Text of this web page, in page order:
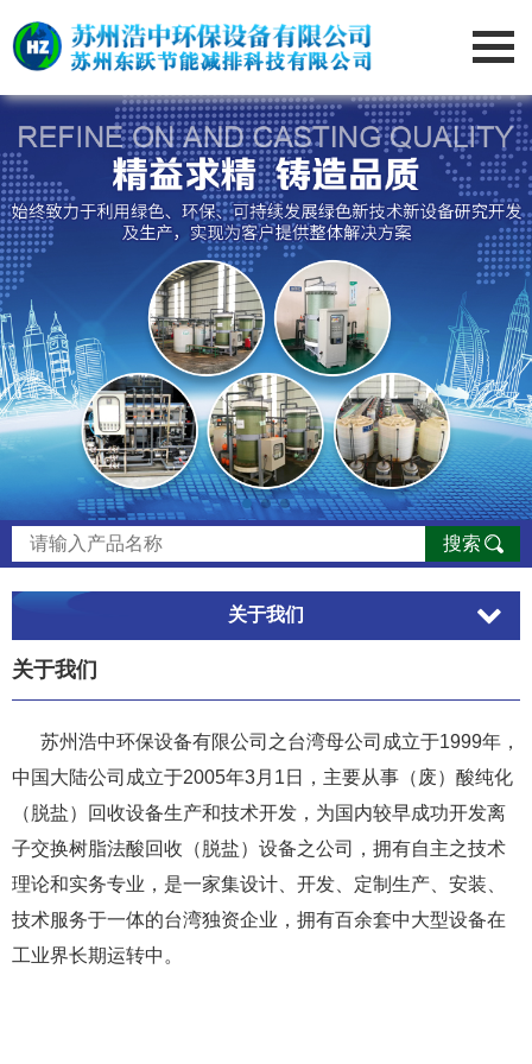
搜索
关于我们
关于我们
苏州浩中环保设备有限公司之台湾母公司成立于1999年，
中国大陆公司成立于2005年3月1日，主要从事（废）酸纯化
（脱盐）回收设备生产和技术开发，为国内较早成功开发离
子交换树脂法酸回收（脱盐）设备之公司，拥有自主之技术
理论和实务专业，是一家集设计、开发、定制生产、安装、
技术服务于一体的台湾独资企业，拥有百余套中大型设备在
工业界长期运转中。